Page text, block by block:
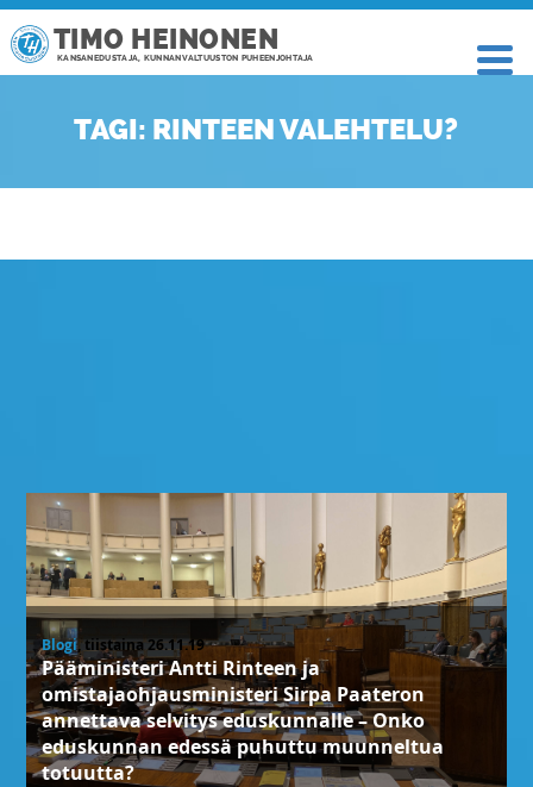
TIMO HEINONEN
KANSANEDUSTAJA, KUNNANVALTUUSTON PUHEENJOHTAJA
TAGI: RINTEEN VALEHTELU?
Blogi, tiistaina 26.11.19
Pääministeri Antti Rinteen ja
omistajaohjausministeri Sirpa Paateron
annettava selvitys eduskunnalle – Onko
eduskunnan edessä puhuttu muunneltua
totuutta?